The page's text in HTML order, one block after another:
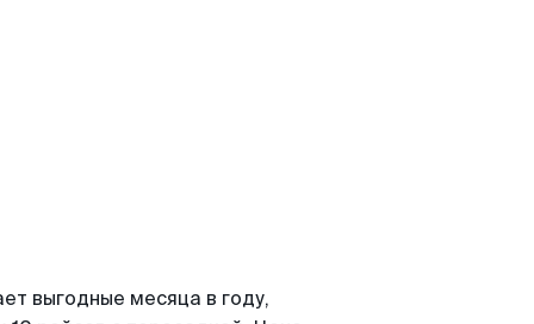
выгодные месяца в году,